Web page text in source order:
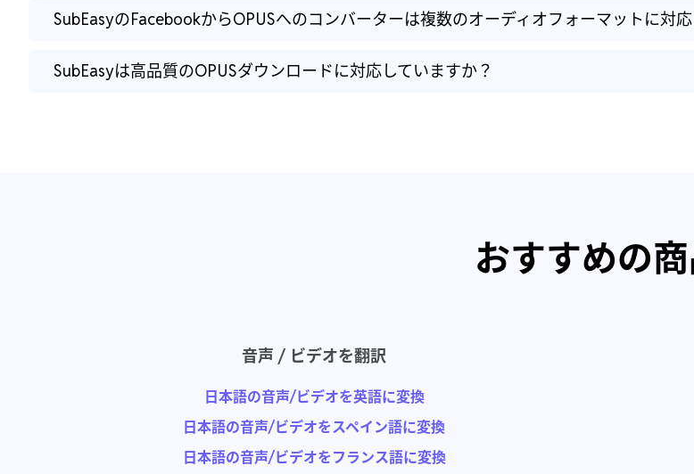
SubEasyのFacebookからOPUSへのコンバーターは複数のオーディオフォーマットに対
SubEasyは高品質のOPUSダウンロードに対応していますか？
おすすめの
音声 / ビデオを翻訳
日本語の音声/ビデオを英語に変換
日本語の音声/ビデオをスペイン語に変換
日本語の音声/ビデオをフランス語に変換